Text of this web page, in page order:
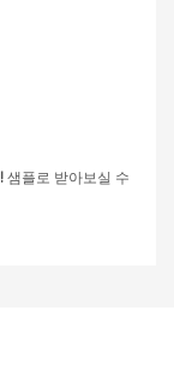
샘플로 받아보실 수